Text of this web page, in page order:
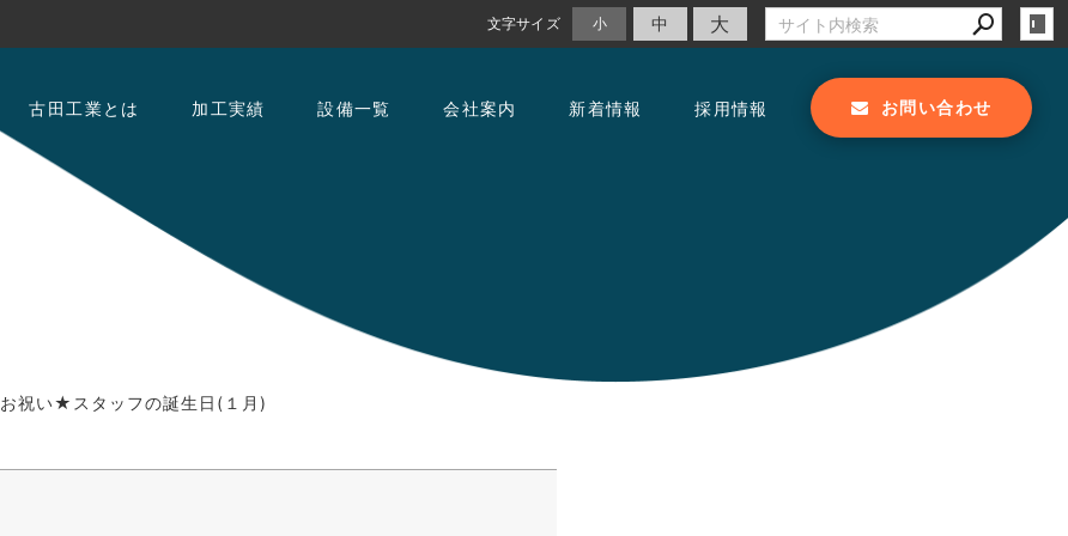
文字サイズ 小 中 大
古田工業とは 加工実績 設備一覧 会社案内 新着情報 採用情報 お問い合わせ
お祝い★スタッフの誕生日(１月)